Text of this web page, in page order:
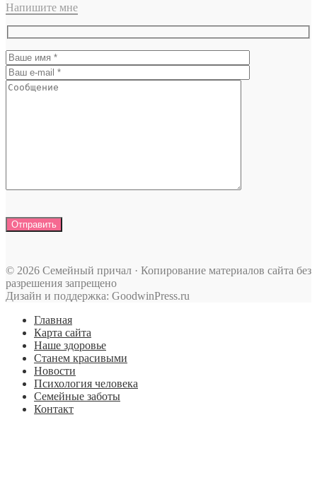
Напишите мне
© 2026 Семейный причал · Копирование материалов сайта без
разрешения запрещено
Дизайн и поддержка: GoodwinPress.ru
Главная
Карта сайта
Наше здоровье
Станем красивыми
Новости
Психология человека
Семейные заботы
Контакт